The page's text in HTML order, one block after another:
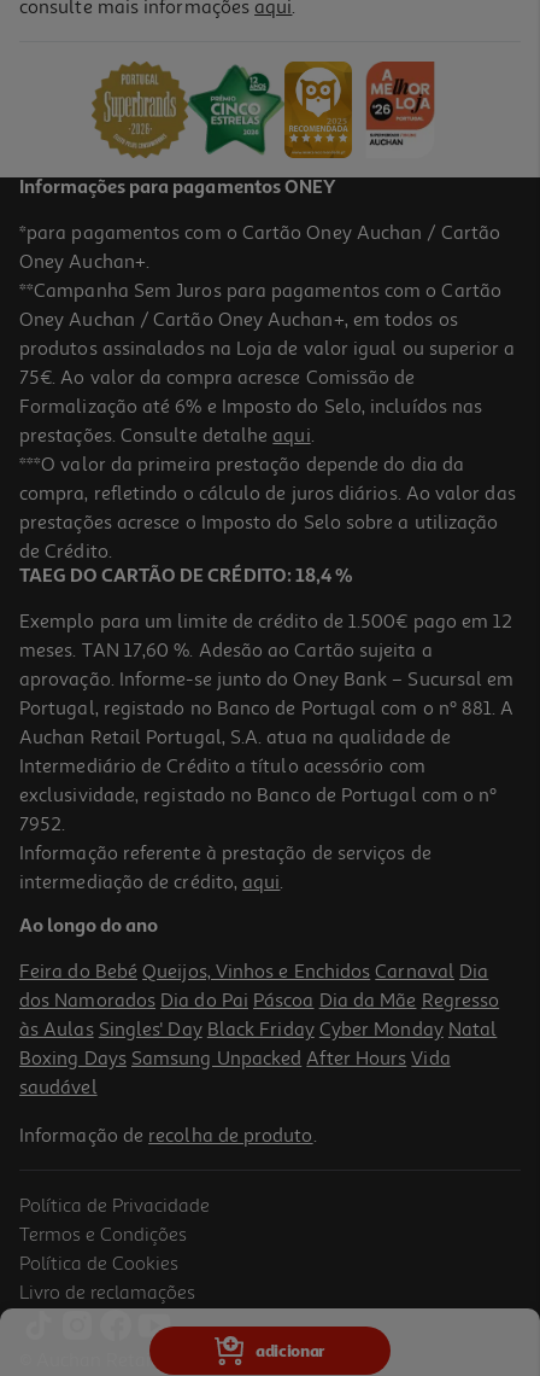
adicionar
Microsd Emtec Speedinpro Uhs-U3 128gb
37,99 €
5.0
Microsd Emtec Speedinpro Uhs-U3 64gb
19.99 €/un
19,99 €
Microsd Emtec Gaming Switch 2 Extreme 256gb
109.99 €/un
109,99 €
Microsd Emtec Gaming Switch 2 Extreme 512gb
consulte mais informações aqui.
Informações para pagamentos ONEY
*para pagamentos com o Cartão Oney Auchan / Cartão
Oney Auchan+.
**Campanha Sem Juros para pagamentos com o Cartão
Oney Auchan / Cartão Oney Auchan+, em todos os
produtos assinalados na Loja de valor igual ou superior a
75€. Ao valor da compra acresce Comissão de
Formalização até 6% e Imposto do Selo, incluídos nas
prestações. Consulte detalhe aqui.
***O valor da primeira prestação depende do dia da
compra, refletindo o cálculo de juros diários. Ao valor das
prestações acresce o Imposto do Selo sobre a utilização
de Crédito.
TAEG DO CARTÃO DE CRÉDITO: 18,4 %
Exemplo para um limite de crédito de 1.500€ pago em 12
meses. TAN 17,60 %. Adesão ao Cartão sujeita a
aprovação. Informe-se junto do Oney Bank – Sucursal em
Portugal, registado no Banco de Portugal com o nº 881. A
Auchan Retail Portugal, S.A. atua na qualidade de
Intermediário de Crédito a título acessório com
exclusividade, registado no Banco de Portugal com o nº
7952.
Informação referente à prestação de serviços de
intermediação de crédito, aqui.
Ao longo do ano
Feira do Bebé Queijos, Vinhos e Enchidos Carnaval Dia
dos Namorados Dia do Pai Páscoa Dia da Mãe Regresso
às Aulas Singles' Day Black Friday Cyber Monday Natal
Boxing Days Samsung Unpacked After Hours Vida
saudável
Informação de recolha de produto.
Política de Privacidade
Termos e Condições
Política de Cookies
Livro de reclamações
© Auchan Retail Portugal